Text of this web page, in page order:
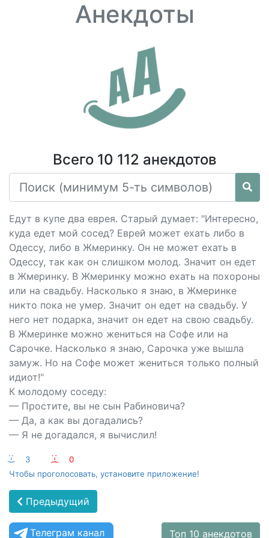
Анекдоты
Всего 10 112 анекдотов
Едут в купе два еврея. Старый думает: "Интересно,
куда едет мой сосед? Еврей может ехать либо в
Одессу, либо в Жмеринку. Он не может ехать в
Одессу, так как он слишком молод. Значит он едет
в Жмеринку. В Жмеринку можно ехать на похороны
или на свадьбу. Насколько я знаю, в Жмеринке
никто пока не умер. Значит он едет на свадьбу. У
него нет подарка, значит он едет на свою свадьбу.
В Жмеринке можно жениться на Софе или на
Сарочке. Насколько я знаю, Сарочка уже вышла
замуж. Но на Софе может жениться только полный
идиот!"
К молодому соседу:
— Простите, вы не сын Рабиновича?
— Да, а как вы догадались?
— Я не догадался, я вычислил!
:-) 3 :-(
0
Чтобы проголосовать, установите приложение!
Предыдущий
Телеграм канал Топ 10 анекдотов